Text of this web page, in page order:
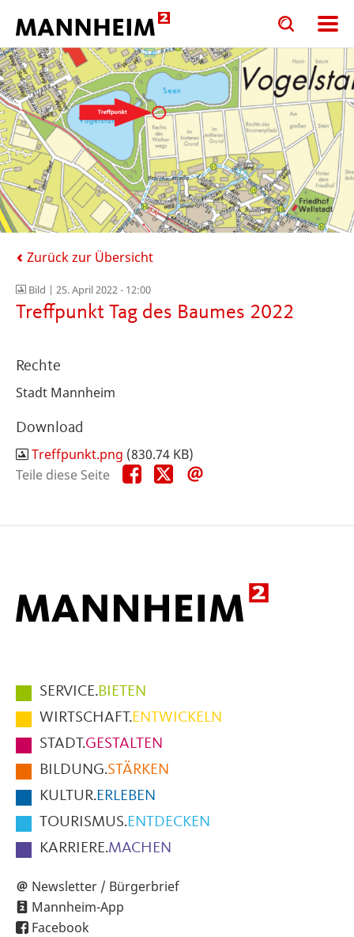
Toggle
search
input
form
Toggle
search
input
Zurück zur Übersicht
Bild | 25. April 2022 - 12:00
Treffpunkt Tag des Baumes 2022
Rechte
Stadt Mannheim
Download
Treffpunkt.png (830.74 KB)
Teile diese Seite
Teile
diese
Teile
diese
Hauptmenüpunkte
im
Fußbereich
der
Seite
SERVICE.BIETEN
WIRTSCHAFT.ENTWICKELN
STADT.GESTALTEN
BILDUNG.STÄRKEN
KULTUR.ERLEBEN
TOURISMUS.ENTDECKEN
KARRIERE.MACHEN
Newsletter / Bürgerbrief
Mannheim-App
Facebook